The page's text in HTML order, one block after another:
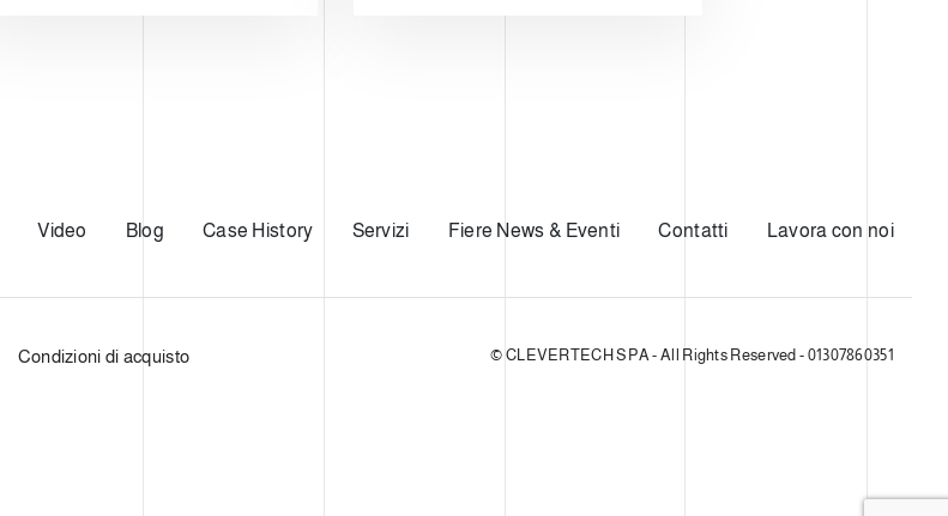
Video Blog Case History Servizi Fiere News & Eventi Contatti Lavora con noi
Condizioni di acquisto © CLEVERTECH SPA - All Rights Reserved - 01307860351